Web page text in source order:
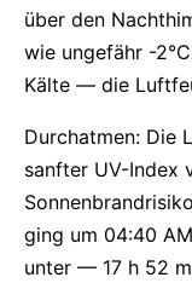
über den
wie ungefähr -
Kälte — die
Durchatmen: Die
sanfter UV-Index
ging um 04:40
unter — 17 h 52